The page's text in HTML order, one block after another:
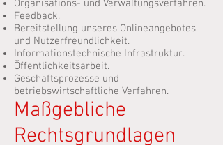
Organisations- und Verwaltungsverfahren.
Feedback.
Bereitstellung unseres Onlineangebotes
und Nutzerfreundlichkeit.
Informationstechnische Infrastruktur.
Öffentlichkeitsarbeit.
Geschäftsprozesse und
betriebswirtschaftliche Verfahren.
Maßgebliche
Rechtsgrundlagen